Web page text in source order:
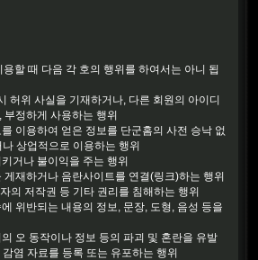
할 때 다음 각 호의 행위를 하여서는 아니 됩
허위 사실을 기재하거나, 다른 회원의 아이디
정하게 사용하는 행위
이용하여 얻은 정보를 단군홈의 사전 승낙 없
상업적으로 이용하는 행위
거나 불이익을 주는 행위
재하거나 음란사이트를 연결(링크)하는 행위
의 저작권 등 기타 권리를 침해하는 행위
위반되는 내용의 정보, 문장, 도형, 음성 등을
오 동작이나 정보 등의 파괴 및 혼란을 유발
염 자료를 등록 또는 유포하는 행위